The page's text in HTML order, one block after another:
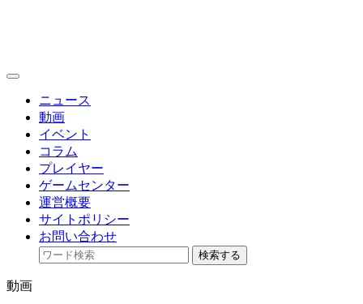
toggle
ニュース
動画
イベント
コラム
プレイヤー
ゲームセンター
運営概要
サイトポリシー
お問い合わせ
検索する
動画